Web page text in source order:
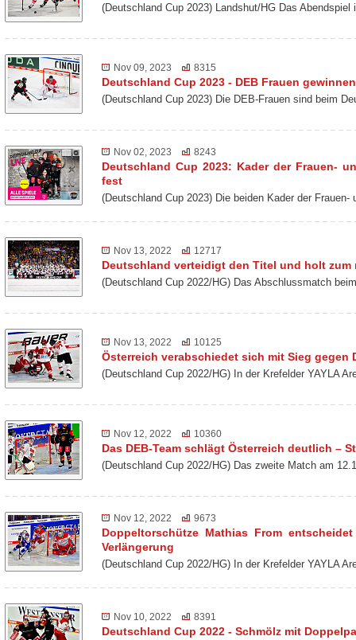
(Deutschland Cup 2023) Landshut/HG Das
Nov 09, 2023 8315
Deutschland Cup 2023 - DEB Frauen
(Deutschland Cup 2023) Die DEB-Frauen sind beim
Nov 02, 2023 8243
Deutschland Cup 2023: Kader der Frauen-
fest
(Deutschland Cup 2023) Die beiden Kader der
Nov 13, 2022 12717
Deutschland verteidigt den Titel und holt
(Deutschland Cup 2022/HG) Das Abschlussmatch
Nov 13, 2022 10125
Österreich verabschiedet sich mit Sieg gegen
(Deutschland Cup 2022/HG) In der Krefelder YAYLA
Nov 12, 2022 10360
Das DEB-Team schlägt Österreich deutlich –
(Deutschland Cup 2022/HG) Das zweite Match am
Nov 12, 2022 9673
Doppeltorschütze Mathias From
Verlängerung
(Deutschland Cup 2022/HG) In der Krefelder YAYLA
Nov 10, 2022 8391
Deutschland Cup 2022 - Schmölz mit